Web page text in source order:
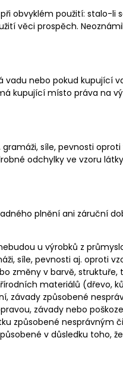
obvyklém použití: stalo-li
věci prospěch.
nebo pokud kupující
kupující místo práva na
síle, pevnosti
odchylky ve vzoru
plnění ani záruční
u výrobků z
síle, pevnosti aj. oproti
změny v barvě,
materiálů (dřevo,
závady způsobené
závady nebo
způsobené nesprávným
v důsledku toho,